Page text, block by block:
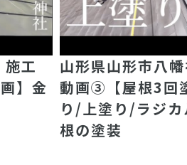
工
】金
山形県山形市八
動画③【屋根3回
り/上塗り/ラジカ
根の塗装